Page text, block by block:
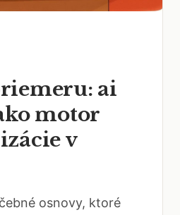
ai
motor
v
osnovy, ktoré